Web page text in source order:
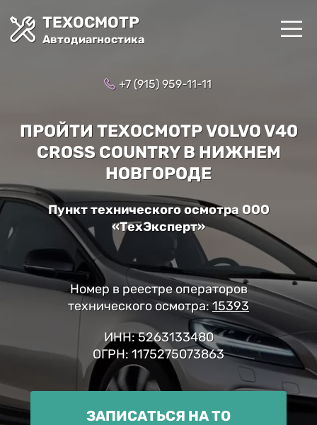
ТЕХОСМОТР
Автодиагностика
+7 (915) 959-11-11
ПРОЙТИ ТЕХОСМОТР VOLVO V40
CROSS COUNTRY В НИЖНЕМ
НОВГОРОДЕ
Пункт технического осмотра ООО
«ТехЭксперт»
Номер в реестре операторов
технического осмотра:15393
ИНН: 5263133480
ОГРН: 1175275073863
ЗАПИСАТЬСЯ НА ТО